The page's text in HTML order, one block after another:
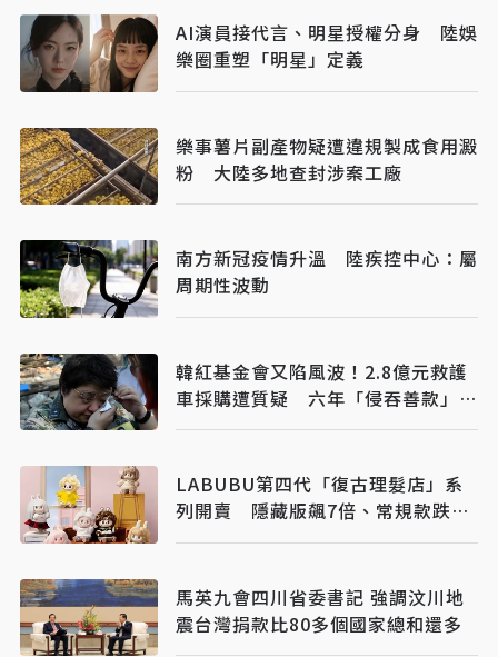
AI演員接代言、明星授權分身 陸娛
樂圈重塑「明星」定義
樂事薯片副產物疑遭違規製成食用澱
粉 大陸多地查封涉案工廠
南方新冠疫情升溫 陸疾控中心：屬
周期性波動
韓紅基金會又陷風波！2.8億元救護
車採購遭質疑 六年「侵吞善款」傳
聞再起
LABUBU第四代「復古理髮店」系
列開賣 隱藏版飆7倍、常規款跌破
原價
馬英九會四川省委書記 強調汶川地
震台灣捐款比80多個國家總和還多